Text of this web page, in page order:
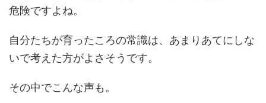
危険ですよね。
自分たちが育ったころの常識は、あまりあてにしな
いで考えた方がよさそうです。
その中でこんな声も。